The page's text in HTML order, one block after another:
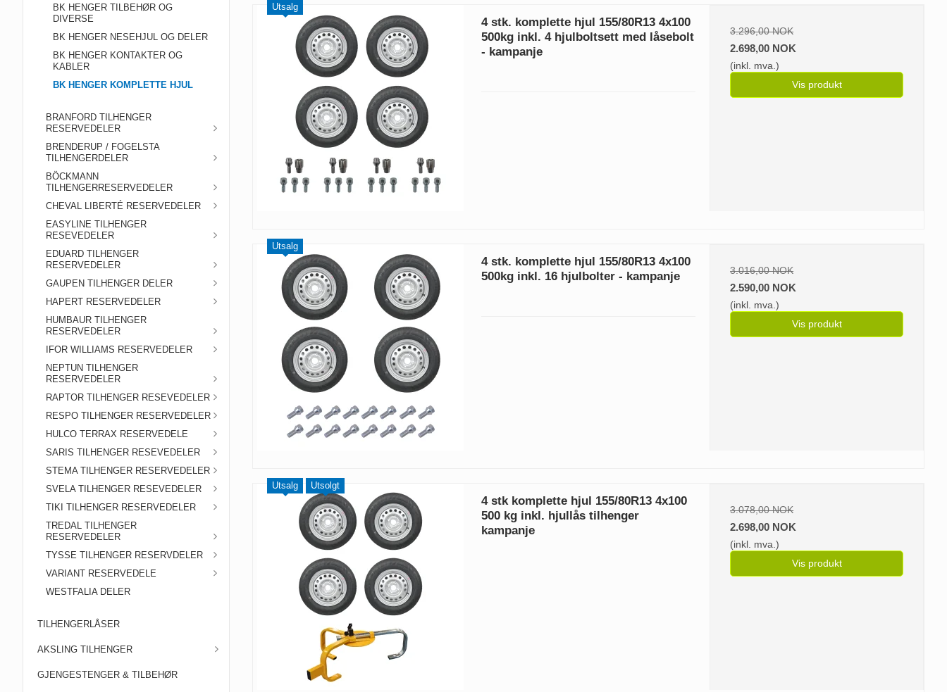
BK HENGER TILBEHØR OG
DIVERSE
BK HENGER NESEHJUL OG DELER
BK HENGER KONTAKTER OG
KABLER
BK HENGER KOMPLETTE HJUL
BRANFORD TILHENGER
RESERVEDELER
BRENDERUP / FOGELSTA
TILHENGERDELER
BÖCKMANN
TILHENGERRESERVEDELER
CHEVAL LIBERTÉ RESERVEDELER
EASYLINE TILHENGER
RESEVEDELER
EDUARD TILHENGER
RESERVEDELER
GAUPEN TILHENGER DELER
HAPERT RESERVEDELER
HUMBAUR TILHENGER
RESERVEDELER
IFOR WILLIAMS RESERVEDELER
NEPTUN TILHENGER
RESERVEDELER
RAPTOR TILHENGER RESEVEDELER
RESPO TILHENGER RESERVEDELER
HULCO TERRAX RESERVEDELE
SARIS TILHENGER RESEVEDELER
STEMA TILHENGER RESERVEDELER
SVELA TILHENGER RESEVEDELER
TIKI TILHENGER RESERVEDELER
TREDAL TILHENGER
RESERVEDELER
TYSSE TILHENGER RESERVDELER
VARIANT RESERVEDELE
WESTFALIA DELER
TILHENGERLÅSER
AKSLING TILHENGER
GJENGESTENGER & TILBEHØR
Utsalg
4 stk. komplette hjul 155/80R13 4x100
500kg inkl. 4 hjulboltsett med låsebolt
- kampanje
3.296,00 NOK
2.698,00 NOK
(inkl. mva.)
Vis produkt
Utsalg
4 stk. komplette hjul 155/80R13 4x100
500kg inkl. 16 hjulbolter - kampanje
3.016,00 NOK
2.590,00 NOK
(inkl. mva.)
Vis produkt
Utsalg Utsolgt
4 stk komplette hjul 155/80R13 4x100
500 kg inkl. hjullås tilhenger
kampanje
3.078,00 NOK
2.698,00 NOK
(inkl. mva.)
Vis produkt